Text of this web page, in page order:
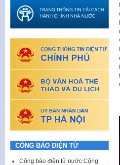
CÔNG BÁO ĐIỆN TỬ
Công báo điện tử nước Cộng